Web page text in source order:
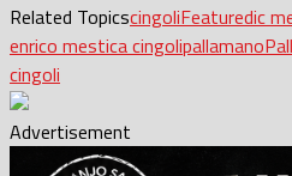
Related TopicscingoliFeaturedic
enrico mestica cingolipallamano
cingoli
Advertisement